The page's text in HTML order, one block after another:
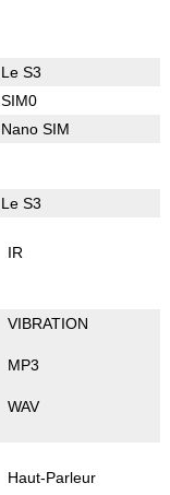
Le S3
SIM0
Nano SIM
Le S3
IR
VIBRATION
MP3
WAV
Haut-Parleur